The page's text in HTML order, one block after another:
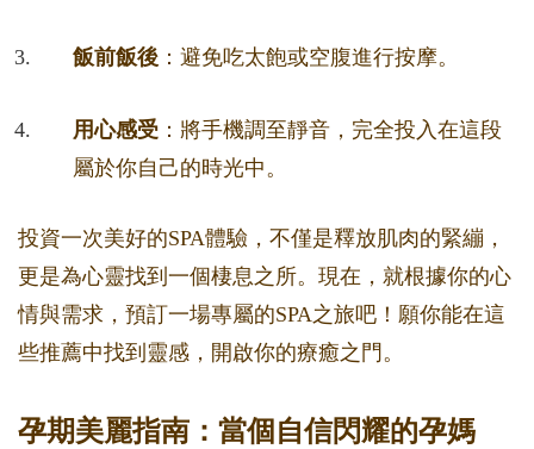
飯前飯後 ：避免吃太飽或空腹進行按摩。
用心感受 ：將手機調至靜音，完全投入在這段
屬於你自己的時光中。
投資一次美好的SPA體驗，不僅是釋放肌肉的緊繃，
更是為心靈找到一個棲息之所。現在，就根據你的心
情與需求，預訂一場專屬的SPA之旅吧！願你能在這
些推薦中找到靈感，開啟你的療癒之門。
孕期美麗指南：當個自信閃耀的孕媽